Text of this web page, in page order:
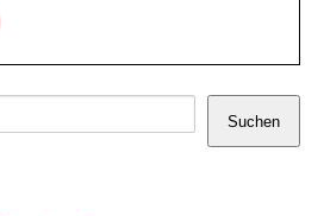
Suchen